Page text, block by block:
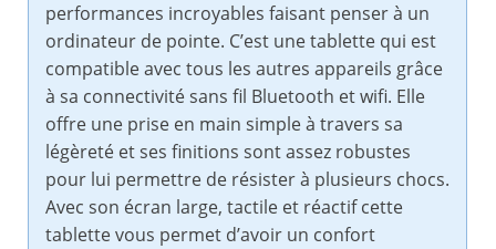
performances incroyables faisant penser à un
ordinateur de pointe. C’est une tablette qui est
compatible avec tous les autres appareils grâce
à sa connectivité sans fil Bluetooth et wifi. Elle
offre une prise en main simple à travers sa
légèreté et ses finitions sont assez robustes
pour lui permettre de résister à plusieurs chocs.
Avec son écran large, tactile et réactif cette
tablette vous permet d’avoir un confort